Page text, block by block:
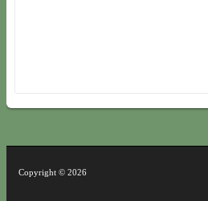
Copyright © 2026